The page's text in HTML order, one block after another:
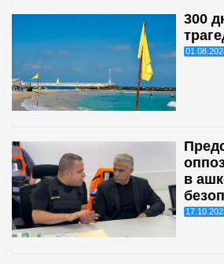
300
в